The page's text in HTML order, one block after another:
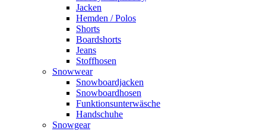
Jacken
Hemden / Polos
Shorts
Boardshorts
Jeans
Stoffhosen
Snowwear
Snowboardjacken
Snowboardhosen
Funktionsunterwäsche
Handschuhe
Snowgear